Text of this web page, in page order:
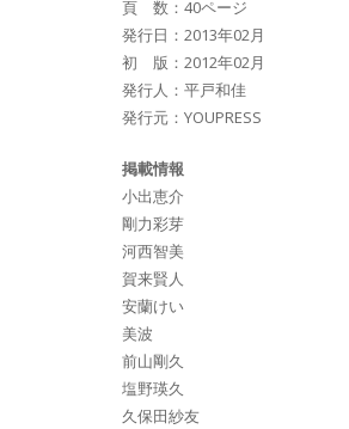
頁 数：40ページ
発行日：2013年02月
初 版：2012年02月
発行人：平戸和佳
発行元：YOUPRESS
掲載情報
小出恵介
剛力彩芽
河西智美
賀来賢人
安蘭けい
美波
前山剛久
塩野瑛久
久保田紗友